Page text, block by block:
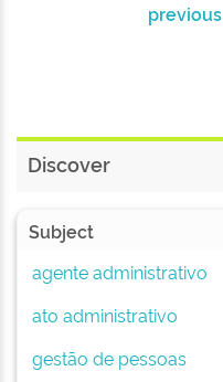
previous
Discover
Subject
agente administrativo
ato administrativo
gestão de pessoas